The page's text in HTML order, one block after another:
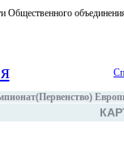
Общественного